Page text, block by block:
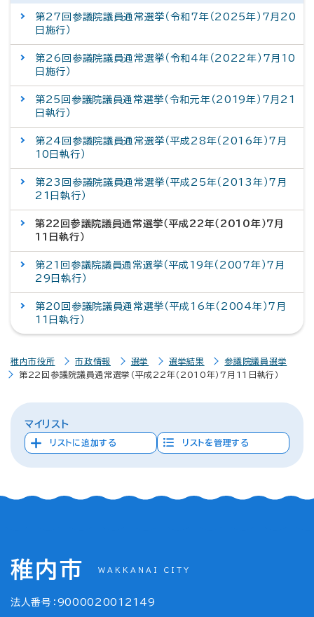
第27回参議院議員通常選挙（令和7年（2025年）7月20
日施行）
第26回参議院議員通常選挙（令和4年（2022年）7月10
日施行）
第25回参議院議員通常選挙（令和元年（2019年）7月21
日執行）
第24回参議院議員通常選挙（平成28年（2016年）7月
10日執行）
第23回参議院議員通常選挙（平成25年（2013年）7月
21日執行）
第22回参議院議員通常選挙（平成22年（2010年）7月
11日執行）
第21回参議院議員通常選挙（平成19年（2007年）7月
29日執行）
第20回参議院議員通常選挙（平成16年（2004年）7月
11日執行）
稚内市役所 市政情報 選挙 選挙結果
参議院議員選挙
第22回参議院議員通常選挙（平成22年（2010年）7月11日執行）
マイリスト
リストに追加する リストを管理する
稚内市 WAKKANAI CITY
法人番号：9000020012149